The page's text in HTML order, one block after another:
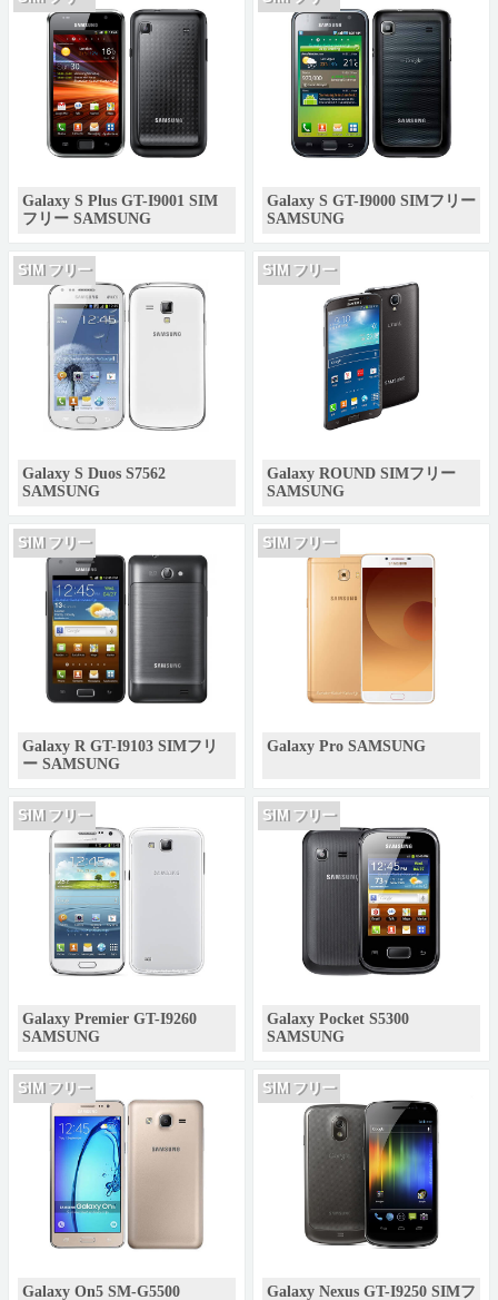
Galaxy S Plus GT-I9001 SIM
フリー SAMSUNG
Galaxy S GT-I9000 SIMフリー
SAMSUNG
SIM フリー
Galaxy S Duos S7562
SAMSUNG
SIM フリー
Galaxy ROUND SIMフリー
SAMSUNG
SIM フリー
Galaxy R GT-I9103 SIMフリ
ー SAMSUNG
SIM フリー
Galaxy Pro SAMSUNG
SIM フリー
Galaxy Premier GT-I9260
SAMSUNG
SIM フリー
Galaxy Pocket S5300
SAMSUNG
SIM フリー
Galaxy On5 SM-G5500
SIM フリー
Galaxy Nexus GT-I9250 SIMフ